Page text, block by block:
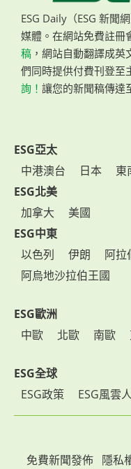
ESG Daily（ESG 新聞
媒體。在網站免費註冊
稿 ，網站自動翻譯成
們同時提供付費刊登至
詢！ 讓您的新聞稿傳達
ESG亞太
中港澳台
日本 東
ESG北美
加拿大
美國
ESG中東
以色列
伊朗
阿拉
阿烏地沙拉伯王國
ESG歐洲
中歐
北歐 南歐
ESG全球
ESG政策
ESG風雲
免費新聞發佈 隱私